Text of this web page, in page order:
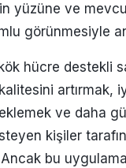
yüzüne ve
görünmesiyle
hücre destekli
artırmak,
ve daha
kişiler
bu